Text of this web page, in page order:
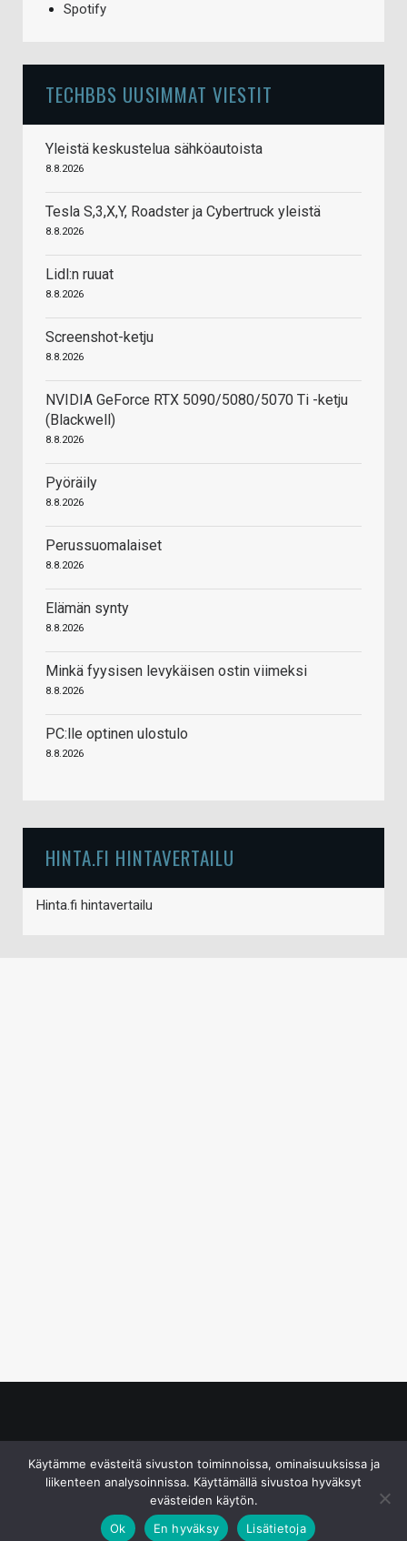
Spotify
TECHBBS UUSIMMAT VIESTIT
Yleistä keskustelua sähköautoista
8.8.2026
Tesla S,3,X,Y, Roadster ja Cybertruck yleistä
8.8.2026
Lidl:n ruuat
8.8.2026
Screenshot-ketju
8.8.2026
NVIDIA GeForce RTX 5090/5080/5070 Ti -ketju
(Blackwell)
8.8.2026
Pyöräily
8.8.2026
Perussuomalaiset
8.8.2026
Elämän synty
8.8.2026
Minkä fyysisen levykäisen ostin viimeksi
8.8.2026
PC:lle optinen ulostulo
8.8.2026
HINTA.FI HINTAVERTAILU
Hinta.fi hintavertailu
Käytämme evästeitä sivuston toiminnoissa, ominaisuuksissa ja
liikenteen analysoinnissa. Käyttämällä sivustoa hyväksyt
evästeiden käytön.
Ok
En hyväksy Lisätietoja